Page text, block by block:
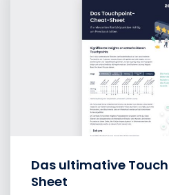
Das ultimative
Sheet